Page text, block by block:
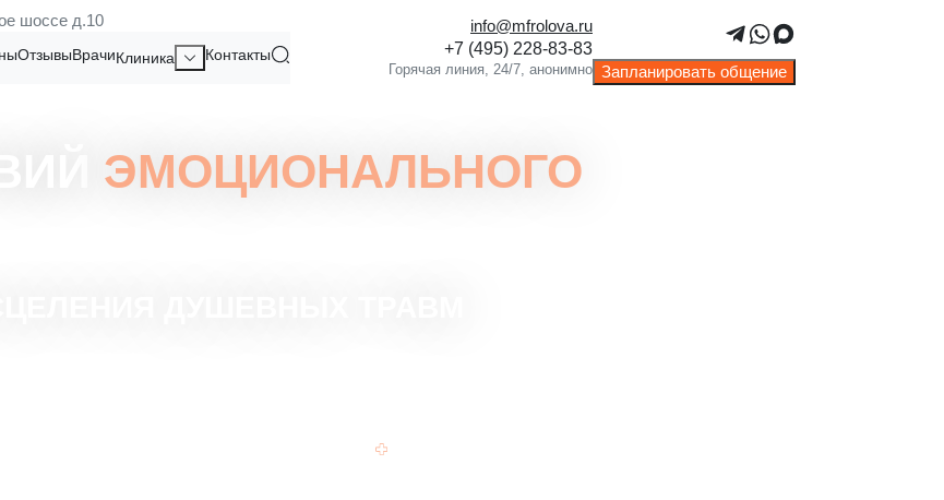
шоссе д.10
ОтзывыВрачиКлиника Контакты
info@mfrolova.ru
Запланировать общение
ЭМОЦИОНАЛЬНОГО